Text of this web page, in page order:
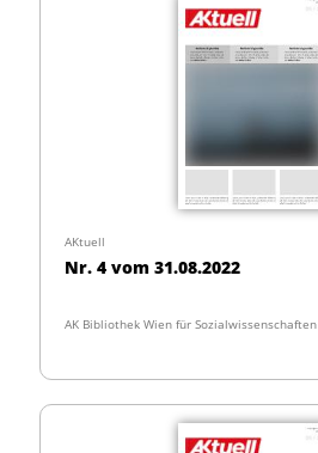
AKtuell
Nr. 4 vom 31.08.2022
AK Bibliothek Wien für Sozialwissenschaften